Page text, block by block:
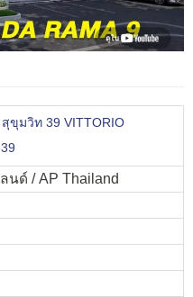
ขุมวิท 39 VITTORIO
นด์ / AP Thailand